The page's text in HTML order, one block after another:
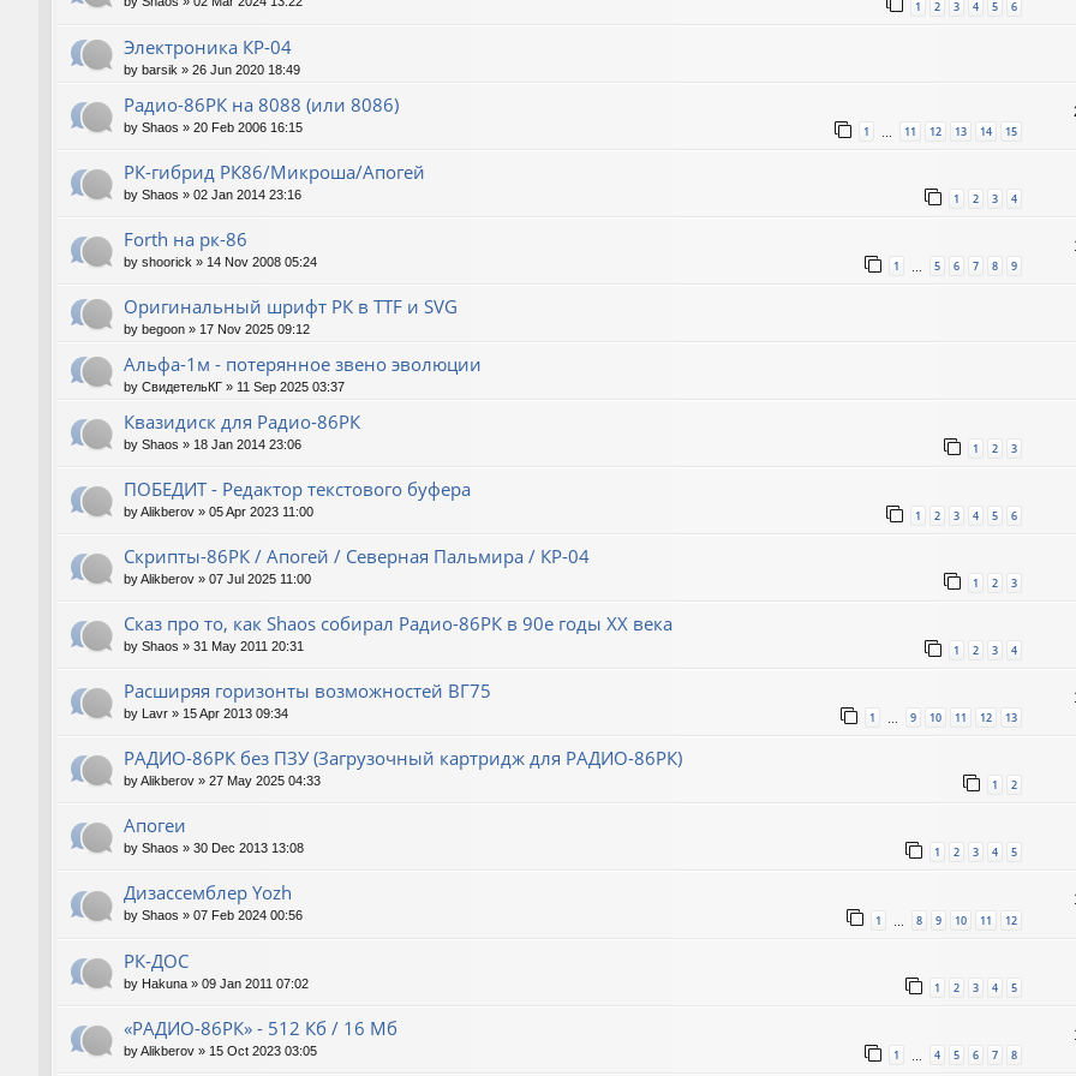
1 2 3 4 5 6
Электроника КР-04
by barsik » 26 Jun 2020 18:49
Радио-86РК на 8088 (или 8086)
by Shaos » 20 Feb 2006 16:15 1 11 12 13 14 15
РК-гибрид РК86/Микроша/Апогей
by Shaos » 02 Jan 2014 23:16 1 2 3 4
Forth на рк-86
by shoorick » 14 Nov 2008 05:24 1 5 6 7 8 9
Оригинальный шрифт РК в TTF и SVG
by begoon » 17 Nov 2025 09:12
Альфа-1м - потерянное звено эволюции
by СвидетельКГ » 11 Sep 2025 03:37
Квазидиск для Радио-86РК
by Shaos » 18 Jan 2014 23:06 1 2 3
ПОБЕДИТ - Редактор текстового буфера
byAlikberov » 05 Apr 2023 11:00 1 2 3 4 5 6
Скрипты-86РК / Апогей / Северная Пальмира / КР-04
byAlikberov » 07 Jul 2025 11:00 1 2 3
Сказ про то, как Shaos собирал Радио-86РК в 90е годы XX века
by Shaos » 31 May 2011 20:31 1 2 3 4
Расширяя горизонты возможностей ВГ75
by Lavr » 15 Apr 2013 09:34 1 … 9 10 11 12 13
РАДИО-86РК без ПЗУ (Загрузочный картридж для РАДИО-86РК)
byAlikberov » 27 May 2025 04:33 1 2
Апогеи
by Shaos » 30 Dec 2013 13:08 1 2 3 4 5
Дизассемблер Yozh
by Shaos » 07 Feb 2024 00:56 1 8 9 10 11 12
РК-ДОС
by Hakuna » 09 Jan 2011 07:02 1 2 3 4 5
«РАДИО-86РК» - 512 Кб / 16 Мб
byAlikberov » 15 Oct 2023 03:05 1 4 5 6 7 8